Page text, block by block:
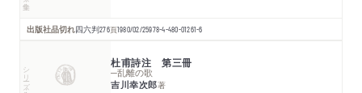
出版社品切れ四六判276頁1980/02/25978-4-480-01261-6
シリーズ・全集 杜甫詩注 第三冊
─乱離の歌
吉川幸次郎著